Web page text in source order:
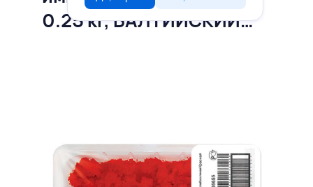
0.25 кг, БАЛТИЙСКИЙ